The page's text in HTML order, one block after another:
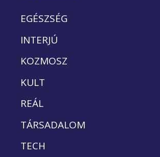
EGÉSZSÉG
INTERJÚ
KOZMOSZ
KULT
REÁL
TÁRSADALOM
TECH